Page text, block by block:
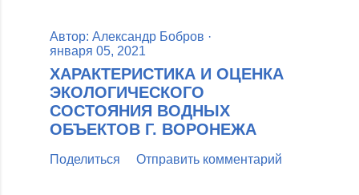
Автор: Александр Бобров
января 05, 2021
ХАРАКТЕРИСТИКА И ОЦЕНКА
ЭКОЛОГИЧЕСКОГО
СОСТОЯНИЯ ВОДНЫХ
ОБЪЕКТОВ Г. ВОРОНЕЖА
Поделиться Отправить комментарий